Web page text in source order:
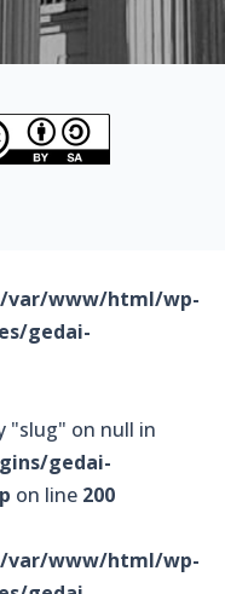
/var/www/html/wp-
gedai-
"slug" on null in
gedai-
on line 200
/var/www/html/wp-